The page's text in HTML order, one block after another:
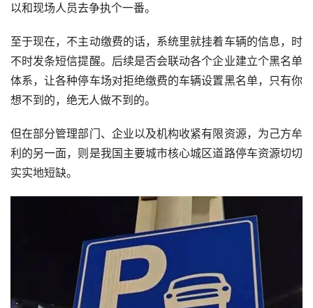
以和现场人员去争执个一番。
至于现在，不主动缴费的话，系统里就挂着车辆的信息，时
不时发条短信提醒。后续是否会联动各个企业建立个黑名单
体系，让各种停车场对拒绝缴费的车辆设置黑名单，只有你
想不到的，绝无人做不到的。
但在部分管理部门、企业以及机构收紧有限资源，为己方牟
利的另一面，则是我国主要城市核心城区道路停车资源切切
实实地短缺。